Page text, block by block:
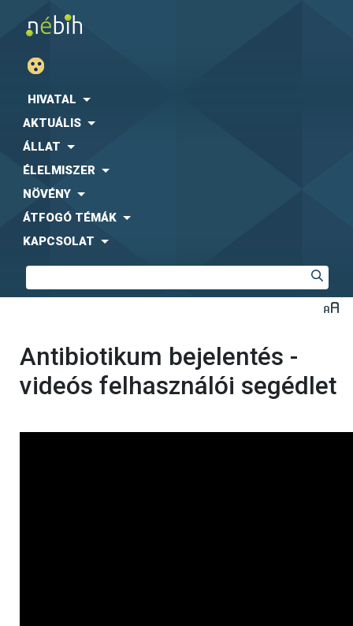
HIVATAL
AKTUÁLIS
ÁLLAT
ÉLELMISZER
NÖVÉNY
ÁTFOGÓ TÉMÁK
KAPCSOLAT
Antibiotikum bejelentés -
videós felhasználói segédlet